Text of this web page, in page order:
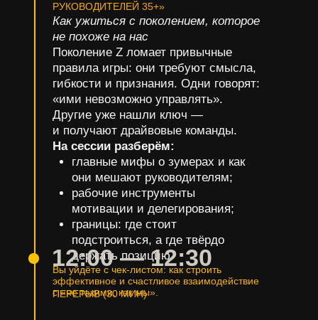
РУКОВОДИТЕЛЕЙ 35+»
Как ужиться с поколением, которое
не похоже на нас
Поколение Z ломает привычные
правила игры: они требуют смысла,
гибкости и признания. Одни говорят:
«ими невозможно управлять».
Другие уже нашли ключ —
и получают драйвовые команды.
На сессии разберём:
главные мифы о зумерах и как
они мешают руководителям;
рабочие инструменты
мотивации и делегирования;
границы: где стоит
подстроиться, а где твёрдо
держать позицию.
Вы уйдёте с чек-листом: как строить
эффективное и счастливое взаимодействие
с «не такими, как мы».
ПЕРЕРЫВ (30 МИН)
12:00—12:30